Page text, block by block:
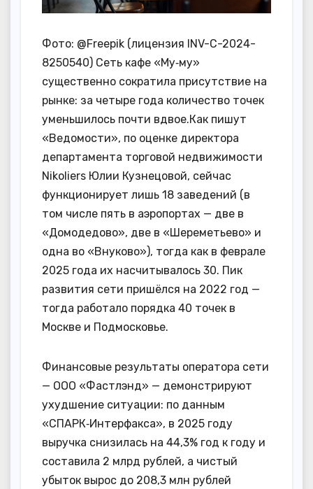
Фото: @Freepik (лицензия INV-C-2024-
8250540) Сеть кафе «Му‑му»
существенно сократила присутствие на
рынке: за четыре года количество точек
уменьшилось почти вдвое.Как пишут
«Ведомости», по оценке директора
департамента торговой недвижимости
Nikoliers Юлии Кузнецовой, сейчас
функционирует лишь 18 заведений (в
том числе пять в аэропортах — две в
«Домодедово», две в «Шереметьево» и
одна во «Внуково»), тогда как в феврале
2025 года их насчитывалось 30. Пик
развития сети пришёлся на 2022 год —
тогда работало порядка 40 точек в
Москве и Подмосковье.
Финансовые результаты оператора сети
— ООО «Фастлэнд» — демонстрируют
ухудшение ситуации: по данным
«СПАРК‑Интерфакса», в 2025 году
выручка снизилась на 44,3% год к году и
составила 2 млрд рублей, а чистый
убыток вырос до 208,3 млн рублей